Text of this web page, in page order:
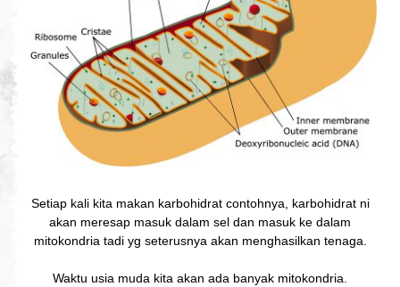
Setiap kali kita makan karbohidrat contohnya, karbohidrat ni
akan meresap masuk dalam sel dan masuk ke dalam
mitokondria tadi yg seterusnya akan menghasilkan tenaga.
Waktu usia muda kita akan ada banyak mitokondria.